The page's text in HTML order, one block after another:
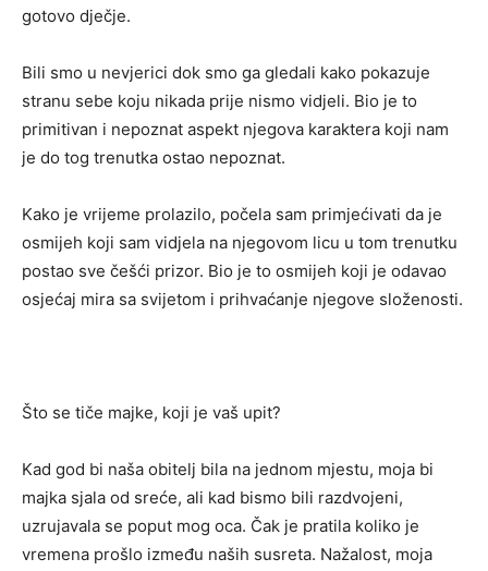
gotovo dječje.
Bili smo u nevjerici dok smo ga gledali kako pokazuje
stranu sebe koju nikada prije nismo vidjeli. Bio je to
primitivan i nepoznat aspekt njegova karaktera koji nam
je do tog trenutka ostao nepoznat.
Kako je vrijeme prolazilo, počela sam primjećivati ​​da je
osmijeh koji sam vidjela na njegovom licu u tom trenutku
postao sve češći prizor. Bio je to osmijeh koji je odavao
osjećaj mira sa svijetom i prihvaćanje njegove složenosti.
Što se tiče majke, koji je vaš upit?
Kad god bi naša obitelj bila na jednom mjestu, moja bi
majka sjala od sreće, ali kad bismo bili razdvojeni,
uzrujavala se poput mog oca. Čak je pratila koliko je
vremena prošlo između naših susreta. Nažalost, moja